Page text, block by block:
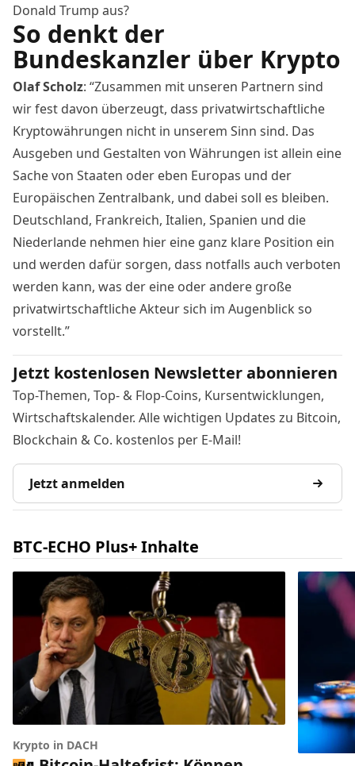
Donald Trump aus?
So denkt der
Bundeskanzler über Krypto
Olaf Scholz: “Zusammen mit unseren Partnern sind
wir fest davon überzeugt, dass privatwirtschaftliche
Kryptowährungen nicht in unserem Sinn sind. Das
Ausgeben und Gestalten von Währungen ist allein eine
Sache von Staaten oder eben Europas und der
Europäischen Zentralbank, und dabei soll es bleiben.
Deutschland, Frankreich, Italien, Spanien und die
Niederlande nehmen hier eine ganz klare Position ein
und werden dafür sorgen, dass notfalls auch verboten
werden kann, was der eine oder andere große
privatwirtschaftliche Akteur sich im Augenblick so
vorstellt.”
Jetzt kostenlosen Newsletter abonnieren
Top-Themen, Top- & Flop-Coins, Kursentwicklungen,
Wirtschaftskalender. Alle wichtigen Updates zu Bitcoin,
Blockchain & Co. kostenlos per E-Mail!
Jetzt anmelden
BTC-ECHO Plus+ Inhalte
Krypto in DACH